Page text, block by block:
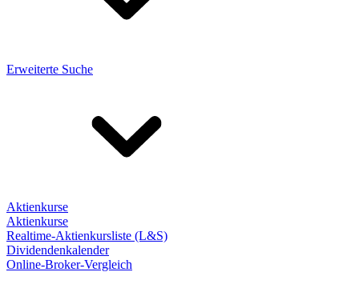
Erweiterte Suche
Aktienkurse
Aktienkurse
Realtime-Aktienkursliste (L&S)
Dividendenkalender
Online-Broker-Vergleich